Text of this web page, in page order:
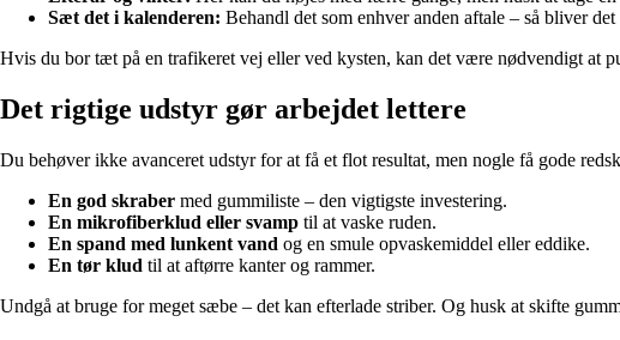
Sæt det i kalenderen: Behandl det som enhver anden aftale – så bliver
Hvis du bor tæt på en trafikeret vej eller ved kysten, kan det være nødvendigt at
Det rigtige udstyr gør arbejdet lettere
Du behøver ikke avanceret udstyr for at få et flot resultat, men nogle få gode
En god skraber med gummiliste – den vigtigste investering.
En mikrofiberklud eller svamp til at vaske ruden.
En spand med lunkent vand og en smule opvaskemiddel eller eddike.
En tør klud til at aftørre kanter og rammer.
Undgå at bruge for meget sæbe – det kan efterlade striber. Og husk at skifte